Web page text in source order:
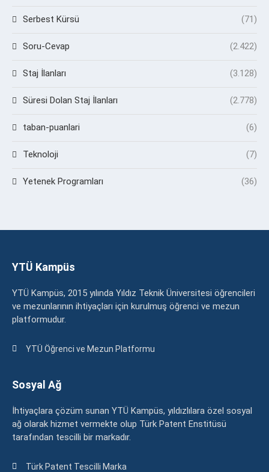
Serbest Kürsü (71)
Soru-Cevap (2.422)
Staj İlanları (3.128)
Süresi Dolan Staj İlanları (2.778)
taban-puanlari (6)
Teknoloji (7)
Yetenek Programları (36)
YTÜ Kampüs
YTÜ Kampüs, 2015 yılında Yıldız Teknik Üniversitesi öğrencileri
ve mezunlarının ihtiyaçları için kurulmuş öğrenci ve mezun
platformudur.
YTÜ Öğrenci ve Mezun Platformu
Sosyal Ağ
İhtiyaçlara çözüm sunan YTÜ Kampüs, yıldızlılara özel sosyal
ağ olarak hizmet vermekte olup Türk Patent Enstitüsü
tarafından tescilli bir markadır.
Türk Patent Tescilli Marka